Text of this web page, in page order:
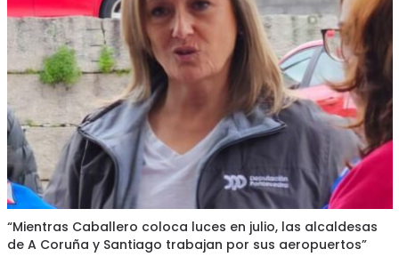
“Mientras Caballero coloca luces en julio, las alcaldesas
de A Coruña y Santiago trabajan por sus aeropuertos”